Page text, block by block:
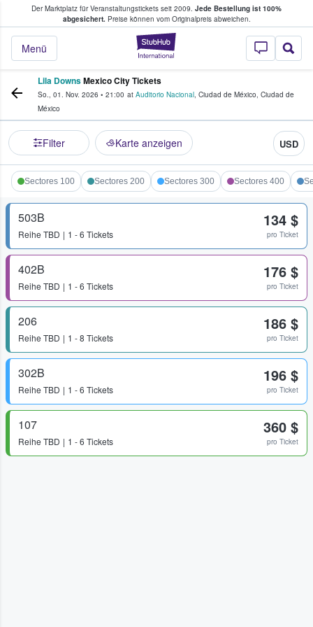
Der Marktplatz für Veranstaltungstickets seit 2009. Jede Bestellung ist 100%
abgesichert.Preise können vom Originalpreis abweichen.
StubHub - Wo
Menü
Tickets kaufen & verkaufen
Lila DownsMexico City Tickets
So., 01. Nov. 2026 • 21:00 at Auditorio Nacional, Ciudad de México, Ciudad de
México
Filter Karte anzeigen USD
Sectores 100 Sectores 200 Sectores 300 Sectores 400
503B
Reihe TBD 1 - 6 Tickets
134 $
pro Ticket
402B
Reihe TBD 1 - 6 Tickets
176 $
pro Ticket
206
Reihe TBD 1 - 8 Tickets
186 $
pro Ticket
302B
Reihe TBD 1 - 6 Tickets
196 $
pro Ticket
107
Reihe TBD 1 - 6 Tickets
360 $
pro Ticket